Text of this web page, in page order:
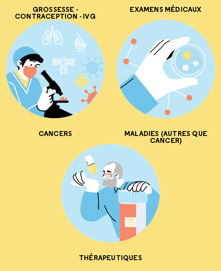
GROSSESSE -
CONTRACEPTION - IVG
EXAMENS MÉDICAUX
CANCERS MALADIES (AUTRES QUE
CANCER)
THÉRAPEUTIQUES